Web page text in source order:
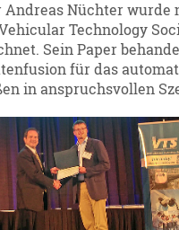
Andreas Nüchter wurde
Technology
Sein Paper
für das
in anspruchsvollen